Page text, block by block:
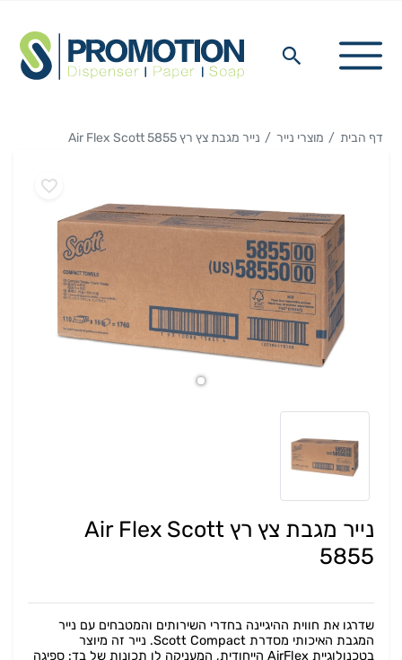
דף הבית מוצרי נייר נייר מגבת צץ רץ Air Flex Scott 5855
נייר מגבת צץ רץ Air Flex Scott
5855
שדרגו את חווית ההיגיינה בחדרי השירותים והמטבחים עם נייר
המגבת האיכותי מסדרת Scott Compact. נייר זה מיוצר
בטכנולוגיית AirFlex הייחודית, המעניקה לו תכונות של בד: ספיגה